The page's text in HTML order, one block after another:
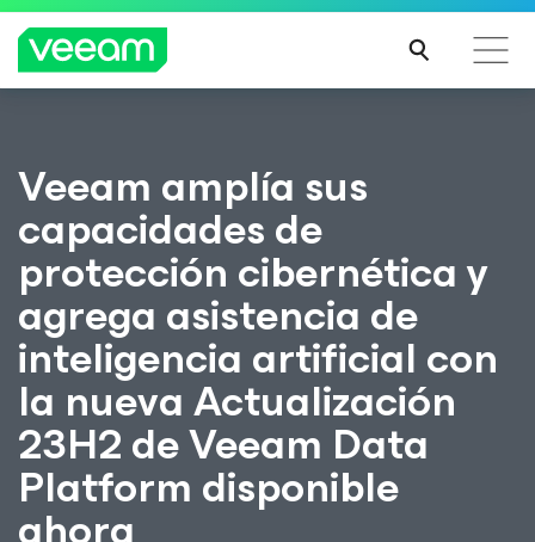
actualización de contenido de CrowdStrike
MÁS
INFO
RMA
CIÓN
Veeam amplía sus
capacidades de
protección cibernética y
agrega asistencia de
inteligencia artificial con
la nueva Actualización
23H2 de Veeam Data
Platform disponible